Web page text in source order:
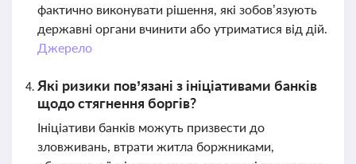
фактично виконувати рішення, які зобов’язують
державні органи вчинити або утриматися від дій.
Джерело
Які ризики пов’язані з ініціативами банків
щодо стягнення боргів?
Ініціативи банків можуть призвести до
зловживань, втрати житла боржниками,